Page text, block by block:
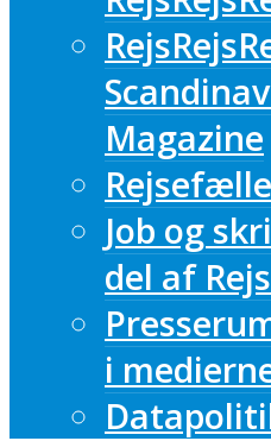
Magazine
Job og
del af
i